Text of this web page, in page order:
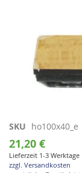
Zum
Anfang
der
Bildgalerie
SKU ho100x40_e
21,20 €
Lieferzeit 1-3 Werktage
zzgl. Versandkosten